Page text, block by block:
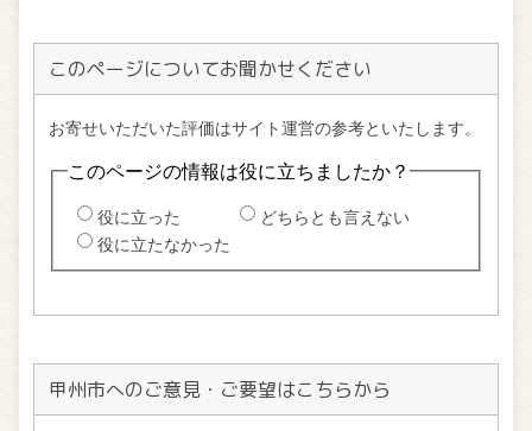
このページについてお聞かせください
甲州市へのご意見・ご要望はこちらから